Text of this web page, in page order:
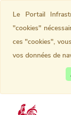
Le Portail
"cookies"
ces "cookies",
vos données de